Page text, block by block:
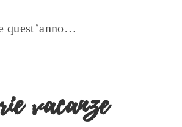
quest’anno…
vacanze